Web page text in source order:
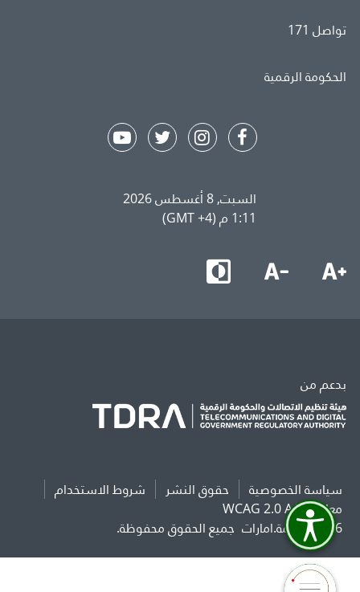
تواصل 171
الحكومة الرقمية
السبت, 8 أغسطس 2026
1:11 م (GMT +4)
بدعم من
سياسة الخصوصية حقوق النشر
شروط الاستخدام
معايير WCAG 2.0 AAA
2026 حكومة.امارات
جميع الحقوق محفوظة.